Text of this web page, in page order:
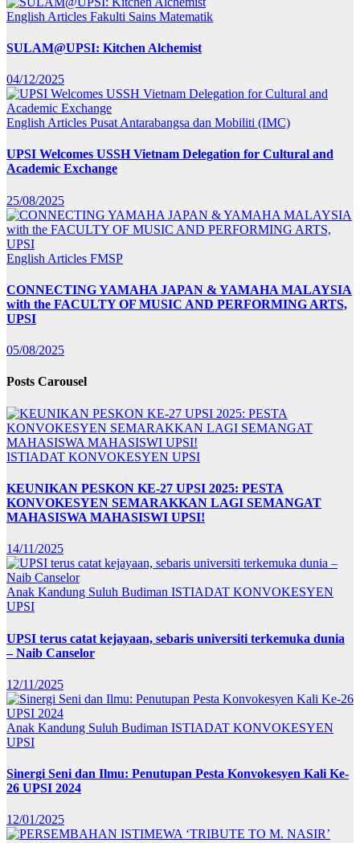
English Articles Fakulti Sains Matematik
SULAM@UPSI: Kitchen Alchemist
04/12/2025
English Articles Pusat Antarabangsa dan Mobiliti (IMC)
UPSI Welcomes USSH Vietnam Delegation for Cultural and
Academic Exchange
25/08/2025
English Articles FMSP
CONNECTING YAMAHA JAPAN & YAMAHA MALAYSIA
with the FACULTY OF MUSIC AND PERFORMING ARTS,
UPSI
05/08/2025
Posts Carousel
ISTIADAT KONVOKESYEN UPSI
KEUNIKAN PESKON KE-27 UPSI 2025: PESTA
KONVOKESYEN SEMARAKKAN LAGI SEMANGAT
MAHASISWA MAHASISWI UPSI!
14/11/2025
Anak Kandung Suluh Budiman ISTIADAT KONVOKESYEN
UPSI
UPSI terus catat kejayaan, sebaris universiti terkemuka dunia
– Naib Canselor
12/11/2025
Anak Kandung Suluh Budiman ISTIADAT KONVOKESYEN
UPSI
Sinergi Seni dan Ilmu: Penutupan Pesta Konvokesyen Kali Ke-
26 UPSI 2024
12/01/2025